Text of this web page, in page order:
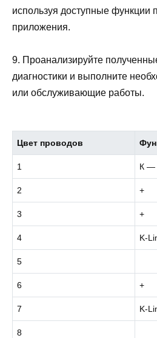
используя доступные функции
приложения.
9. Проанализируйте
диагностики и выполните
или обслуживающие работы.
Цвет проводов
1 К —
2 +
3 +
4 K-
5
6 +
7 K-
8